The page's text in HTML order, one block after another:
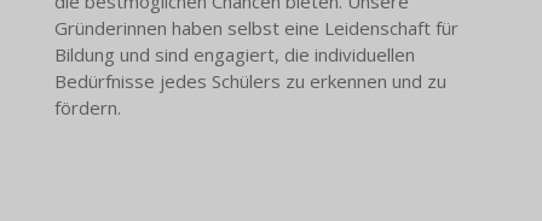
Gründerinnen haben selbst eine Leidenschaft für
Bildung und sind engagiert, die individuellen
Bedürfnisse jedes Schülers zu erkennen und zu
fördern.